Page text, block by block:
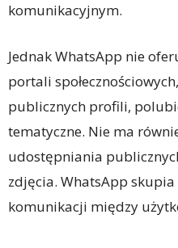
komunikacyjnym.
Jednak WhatsApp nie
portali
publicznych profili,
tematyczne. Nie ma
udostępniania
zdjęcia. WhatsApp
komunikacji między